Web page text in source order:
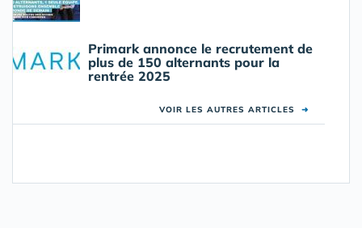
Primark annonce le recrutement de
plus de 150 alternants pour la
rentrée 2025
VOIR LES AUTRES ARTICLES ➜